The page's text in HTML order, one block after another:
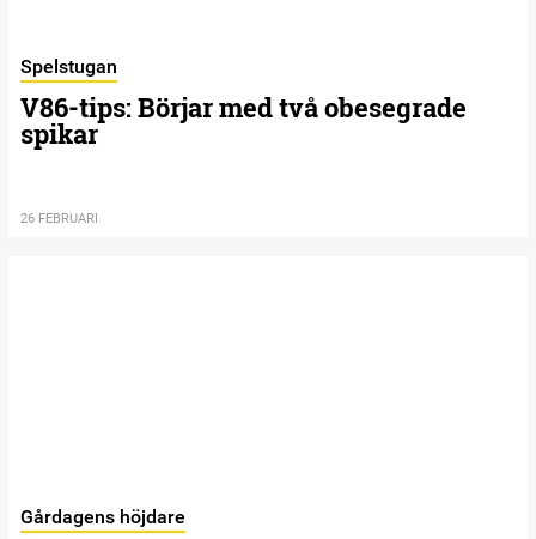
Spelstugan
V86-tips: Börjar med två obesegrade
spikar
26 FEBRUARI
Gårdagens höjdare